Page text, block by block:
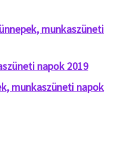
munkaszüneti
napok 2019
munkaszüneti napok